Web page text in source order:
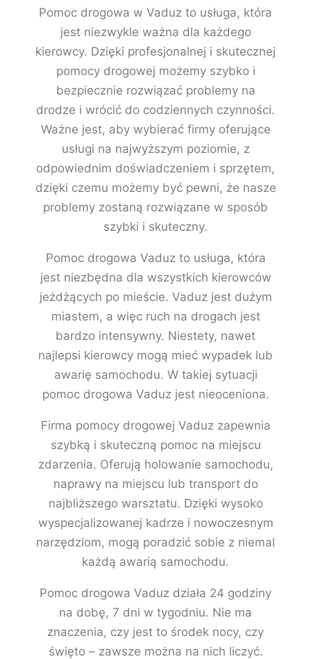
Pomoc drogowa w Vaduz to usługa, która
jest niezwykle ważna dla każdego
kierowcy. Dzięki profesjonalnej i skutecznej
pomocy drogowej możemy szybko i
bezpiecznie rozwiązać problemy na
drodze i wrócić do codziennych czynności.
Ważne jest, aby wybierać firmy oferujące
usługi na najwyższym poziomie, z
odpowiednim doświadczeniem i sprzętem,
dzięki czemu możemy być pewni, że nasze
problemy zostaną rozwiązane w sposób
szybki i skuteczny.
Pomoc drogowa Vaduz to usługa, która
jest niezbędna dla wszystkich kierowców
jeżdżących po mieście. Vaduz jest dużym
miastem, a więc ruch na drogach jest
bardzo intensywny. Niestety, nawet
najlepsi kierowcy mogą mieć wypadek lub
awarię samochodu. W takiej sytuacji
pomoc drogowa Vaduz jest nieoceniona.
Firma pomocy drogowej Vaduz zapewnia
szybką i skuteczną pomoc na miejscu
zdarzenia. Oferują holowanie samochodu,
naprawy na miejscu lub transport do
najbliższego warsztatu. Dzięki wysoko
wyspecjalizowanej kadrze i nowoczesnym
narzędziom, mogą poradzić sobie z niemal
każdą awarią samochodu.
Pomoc drogowa Vaduz działa 24 godziny
na dobę, 7 dni w tygodniu. Nie ma
znaczenia, czy jest to środek nocy, czy
święto – zawsze można na nich liczyć.